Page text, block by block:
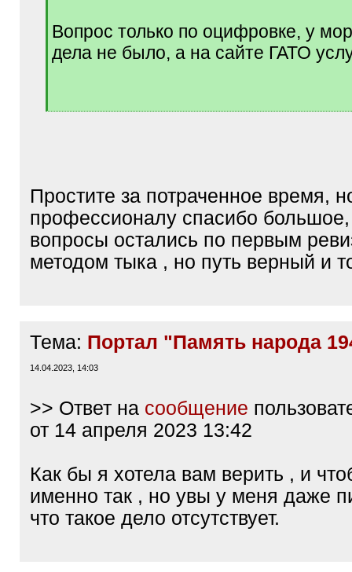
Вопрос только по оцифровке, у
дела не было, а на сайте ГАТО
[
Простите за потраченное время,
профессионалу спасибо большое,
вопросы остались по первым
методом тыка , но путь верный и
Тема: Портал "Память народа
14.04.2023, 14:03
>> Ответ на сообщение
от 14 апреля 2023 13:42
Как бы я хотела вам верить , и
именно так , но увы у меня даже
что такое дело отсутствует.